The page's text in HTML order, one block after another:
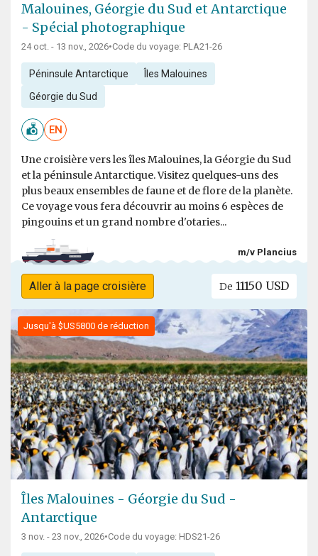
Malouines, Géorgie du Sud et Antarctique
- Spécial photographique
24 oct. - 13 nov., 2026•Code du voyage: PLA21-26
Péninsule Antarctique Îles Malouines
Géorgie du Sud
EN
Une croisière vers les îles Malouines, la Géorgie du Sud
et la péninsule Antarctique. Visitez quelques-uns des
plus beaux ensembles de faune et de flore de la planète.
Ce voyage vous fera découvrir au moins 6 espèces de
pingouins et un grand nombre d'otaries...
m/v Plancius
Aller à la page croisière De 11150 USD
Jusqu'à $US5800 de réduction
Îles Malouines - Géorgie du Sud -
Antarctique
3 nov. - 23 nov., 2026•Code du voyage: HDS21-26